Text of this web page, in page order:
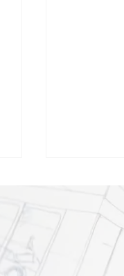
★【現場⑳
に絶対に
と！引渡
家の引渡し